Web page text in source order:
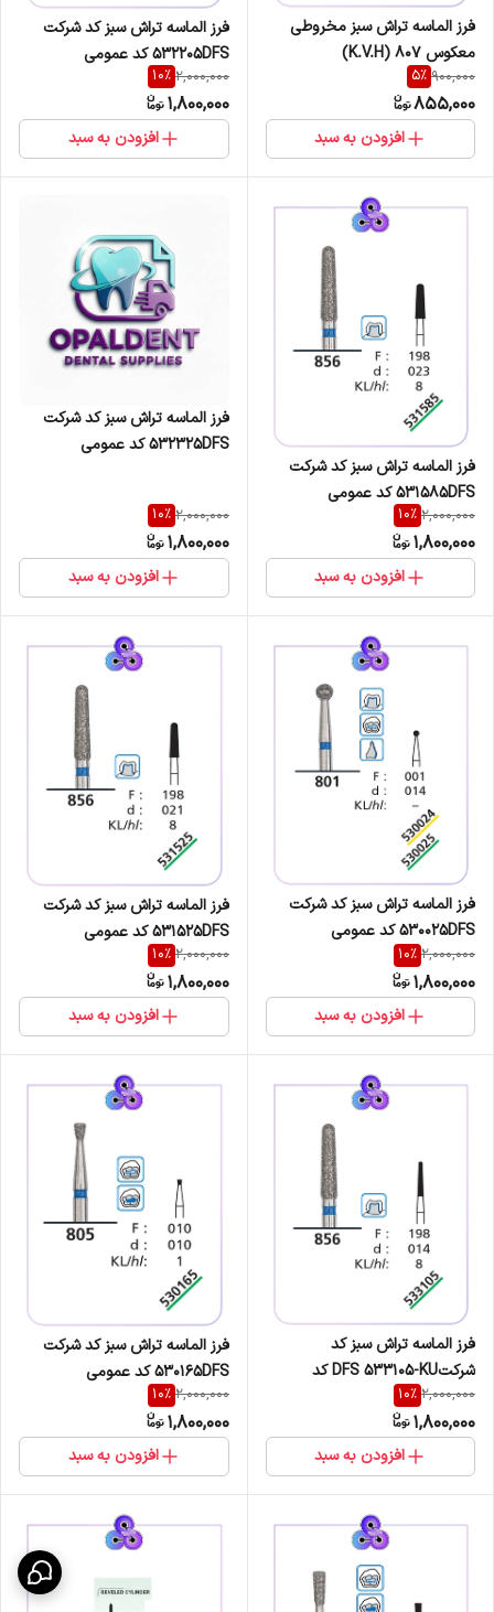
فرز الماسه تراش سبز مخروطی
معکوس K.V.H) 807)
900,000
5%
855,000
افزودن به سبد
فرز الماسه تراش سبز کد شرکت
532205DFS کد عمومی
878/298/012
2,000,000
10%
1,800,000
افزودن به سبد
فرز الماسه تراش سبز کد شرکت
531585DFS کد عمومی
856/198/023
2,000,000
10%
1,800,000
افزودن به سبد
فرز الماسه تراش سبز کد شرکت
532325DFS کد عمومی
2,000,000
10%
1,800,000
افزودن به سبد
فرز الماسه تراش سبز کد شرکت
530025DFS کد عمومی
801/001/014
2,000,000
10%
1,800,000
افزودن به سبد
فرز الماسه تراش سبز کد شرکت
531525DFS کد عمومی
856/198/021
2,000,000
10%
1,800,000
افزودن به سبد
فرز الماسه تراش سبز کد
شرکتDFS 533105-KU کد
عمومی 856/198/014
2,000,000
10%
1,800,000
افزودن به سبد
فرز الماسه تراش سبز کد شرکت
530165DFS کد عمومی
805/010/010
2,000,000
10%
1,800,000
افزودن به سبد